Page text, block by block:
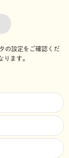
の設定をご確認くだ
ります。